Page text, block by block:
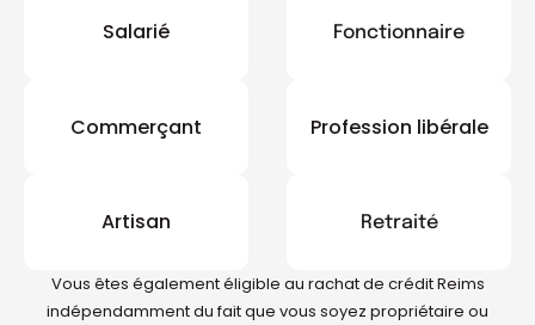
Salarié Fonctionnaire
Commerçant Profession libérale
Artisan Retraité
Vous êtes également éligible au rachat de crédit Reims
indépendamment du fait que vous soyez propriétaire ou